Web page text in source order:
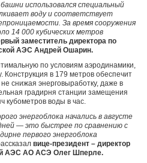
использовался специальный
воду и соответствует
За время сооружения
14 000 кубических метров
заместитель директора по
АЭС Андрей Ошарин.
по условиям аэродинамики,
Конструкция в 179 метров обеспечит
снижая энерговыработку, даже в
градирня станции замещения
кубометров воды в час.
энергоблока начались в августе
— это быстрее по сравнению с
первого энергоблока
вице-президент – директор
АЭС АО АСЭ Олег Шперле.